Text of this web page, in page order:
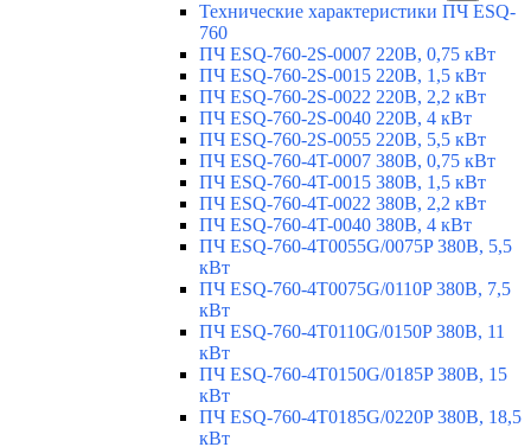
Технические характеристики ПЧ ESQ-
760
ПЧ ESQ-760-2S-0007 220В, 0,75 кВт
ПЧ ESQ-760-2S-0015 220В, 1,5 кВт
ПЧ ESQ-760-2S-0022 220В, 2,2 кВт
ПЧ ESQ-760-2S-0040 220В, 4 кВт
ПЧ ESQ-760-2S-0055 220В, 5,5 кВт
ПЧ ESQ-760-4T-0007 380В, 0,75 кВт
ПЧ ESQ-760-4T-0015 380В, 1,5 кВт
ПЧ ESQ-760-4T-0022 380В, 2,2 кВт
ПЧ ESQ-760-4T-0040 380В, 4 кВт
ПЧ ESQ-760-4T0055G/0075P 380В, 5,5
кВт
ПЧ ESQ-760-4T0075G/0110P 380В, 7,5
кВт
ПЧ ESQ-760-4T0110G/0150P 380В, 11
кВт
ПЧ ESQ-760-4T0150G/0185P 380В, 15
кВт
ПЧ ESQ-760-4T0185G/0220P 380В, 18,5
кВт